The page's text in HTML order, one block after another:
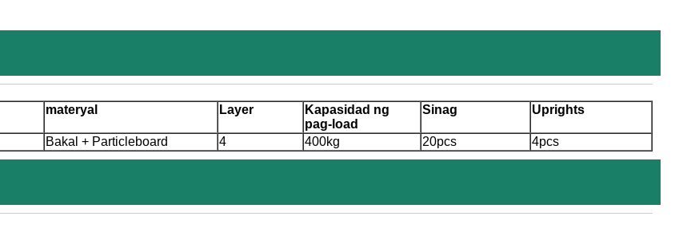
materyal Layer
Kapasidad ng
pag-load
Sinag Uprights
Bakal + Particleboard 4 400kg 20pcs 4pcs